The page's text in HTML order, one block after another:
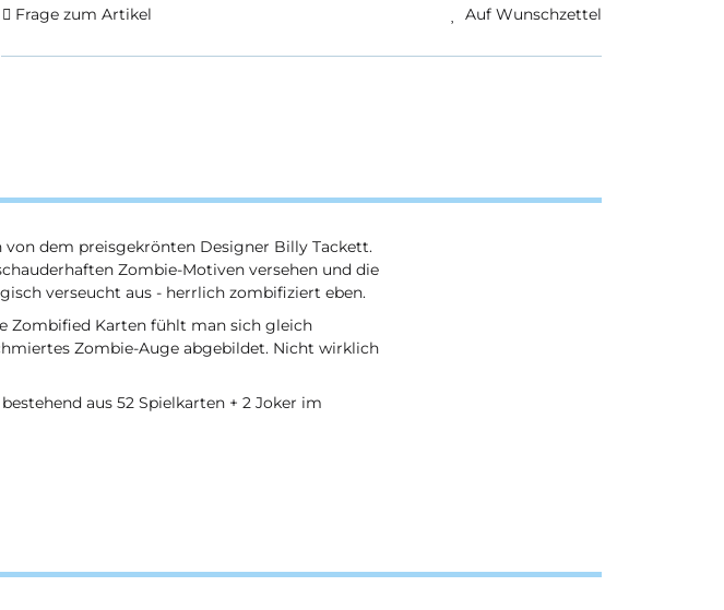
Frage zum Artikel Auf Wunschzettel
dem preisgekrönten Designer Billy Tackett.
Zombie-Motiven versehen und die
verseucht aus - herrlich zombifiziert eben.
Zombified Karten fühlt man sich gleich
Zombie-Auge abgebildet. Nicht wirklich
aus 52 Spielkarten + 2 Joker im